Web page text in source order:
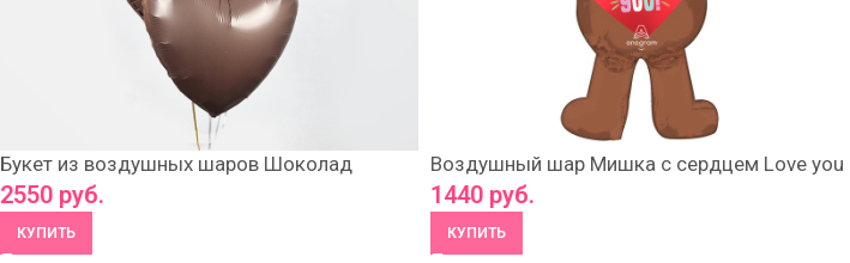
Букет из воздушных шаров Шоколад
2550руб.
КУПИТЬ
Воздушный шар Мишка с сердцем Love you
1440 руб.
КУПИТЬ